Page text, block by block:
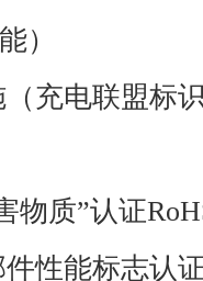
）
充电联盟标
物质”认证
性能标志认